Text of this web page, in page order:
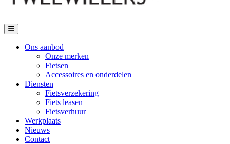
Ons aanbod
Onze merken
Fietsen
Accessoires en onderdelen
Diensten
Fietsverzekering
Fiets leasen
Fietsverhuur
Werkplaats
Nieuws
Contact